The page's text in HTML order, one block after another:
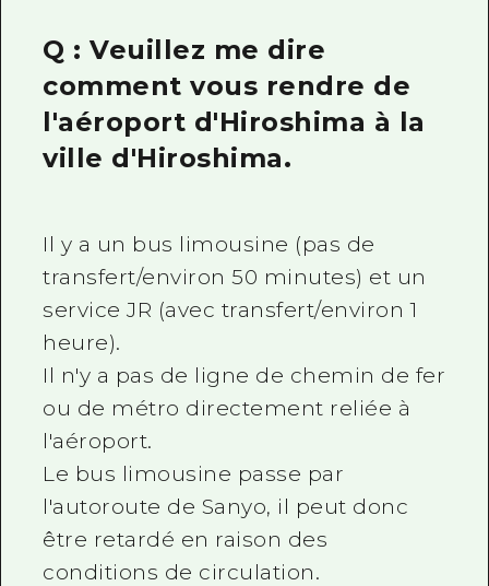
Guide bénévole
Vidéo d'Hiroshima
FAQ
Téléchargement de Photos
Brochure touristique
Q : Veuillez me dire
comment vous rendre de
l'aéroport d'Hiroshima à la
ville d'Hiroshima.
Il y a un bus limousine (pas de
transfert/environ 50 minutes) et un
service JR (avec transfert/environ 1
heure).
Il n'y a pas de ligne de chemin de fer
ou de métro directement reliée à
l'aéroport.
Le bus limousine passe par
l'autoroute de Sanyo, il peut donc
être retardé en raison des
conditions de circulation.